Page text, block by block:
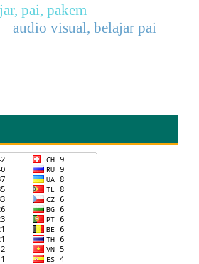
pai, pakem
audio visual, belajar pai